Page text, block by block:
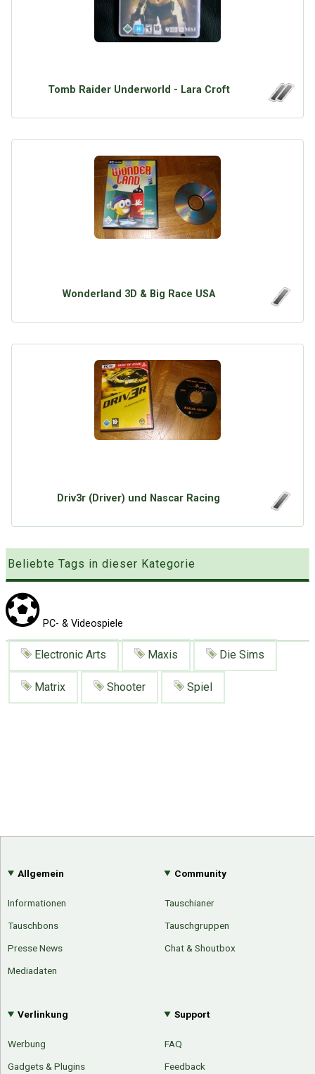
Mit Email TwitterÜber Tauschbu↔de
Suchanfragen
Zufallsartikel
Tomb Raider Underworld - Lara Croft
Wonderland 3D & Big Race USA
Driv3r (Driver) und Nascar Racing
Beliebte Tags in dieser Kategorie
PC- & Videospiele
Electronic Arts Maxis Die Sims
Matrix Shooter Spiel
Allgemein
Informationen
Tauschbons
Presse News
Mediadaten
Community
Tauschianer
Tauschgruppen
Chat & Shoutbox
Verlinkung
Werbung
Gadgets & Plugins
Support
FAQ
Feedback